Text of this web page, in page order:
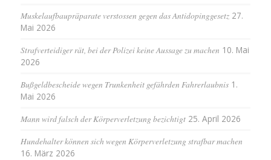
Muskelaufbaupräparate verstossen gegen das Antidopinggesetz 27.
Mai 2026
Strafverteidiger rät, bei der Polizei keine Aussage zu machen 10. Mai
2026
Bußgeldbescheide wegen Trunkenheit gefährden Fahrerlaubnis 1.
Mai 2026
Mann wird falsch der Körperverletzung bezichtigt 25. April 2026
Hundehalter können sich wegen Körperverletzung strafbar machen
16. März 2026